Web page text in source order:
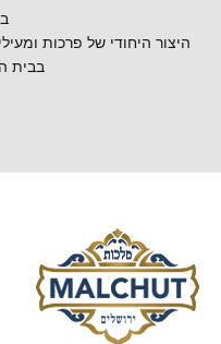
היצור היחודי של פרכות
בבית